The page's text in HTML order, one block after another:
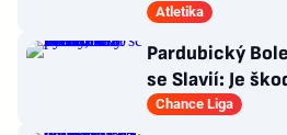
co se stalo!
Atletika
Pardubický
se Slavií: Je
postavit na
Chance Liga